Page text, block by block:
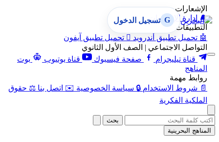
الإشعارات
🔔 إدارة الإشعارات
التطبيقات
🤖 تحميل تطبيق أندرويد  تحميل تطبيق آيفون
التواصل الاجتماعي | الصف الأول الثانوي
قناة تيليجرام
صفحة فيسبوك قناة يوتيوب
بوت
المناهج
روابط مهمة
📄 شروط الاستخدام 🔒 سياسة الخصوصية ✉️ اتصل بنا ⚖️ حقوق
الملكية الفكرية
G تسجيل الدخول
بحث
المناهج البحرينية